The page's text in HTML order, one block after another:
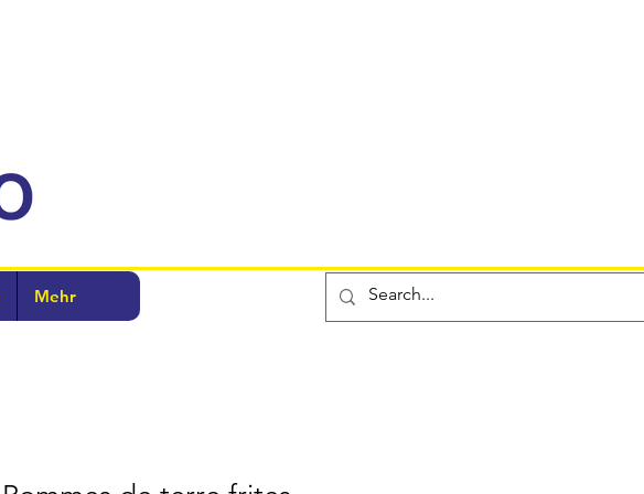
Mehr